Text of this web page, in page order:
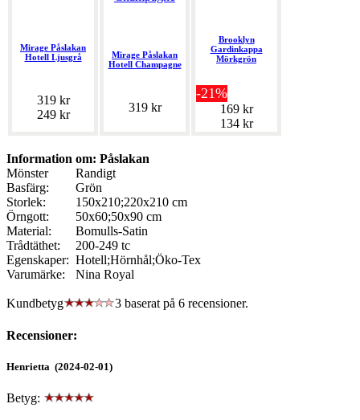
Mirage Påslakan
Hotell Ljusgrå
319 kr
249 kr
Mirage Påslakan
Hotell Champagne
319 kr
Brooklyn
Gardinkappa
Mörkgrön
-21%
169 kr
134 kr
Information om: Påslakan
Mönster
Randigt
Basfärg:
Grön
Storlek:
150x210;220x210 cm
Örngott:
50x60;50x90 cm
Material:
Bomulls-Satin
Trådtäthet:
200-249 tc
Egenskaper: Hotell;Hörnhål;Öko-Tex
Varumärke:
Nina Royal
Kundbetyg 3 baserat på 6 recensioner.
Recensioner:
Henrietta (2024-02-01)
Betyg: